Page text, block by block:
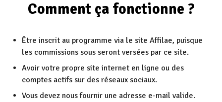
Comment ça fonctionne ?
Être inscrit au programme via le site Affilae, puisque
les commissions sous seront versées par ce site.
Avoir votre propre site internet en ligne ou des
comptes actifs sur des réseaux sociaux.
Vous devez nous fournir une adresse e-mail valide.